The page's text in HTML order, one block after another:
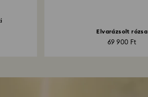
Elvarázsolt rózsa
69 900 Ft